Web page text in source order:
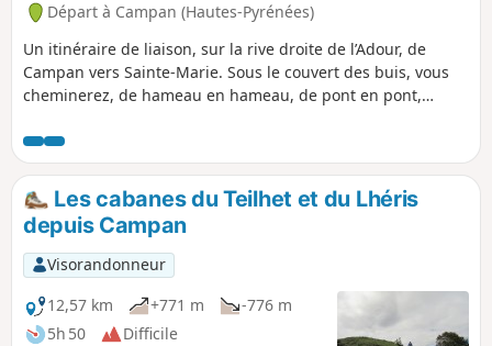
Départ à Campan (Hautes-Pyrénées)
Un itinéraire de liaison, sur la rive droite de l’Adour, de
Campan vers Sainte-Marie. Sous le couvert des buis, vous
cheminerez, de hameau en hameau, de pont en pont,
Cayres de By. À Saint-Roch et à Galade, vous pourrez
traverser l’Adour et la RD935 pour rejoindre la « Camiéra
deras Pistas » et revenir vers Campan par l'autre versant de
la vallée.Les cabanes du Teilhet et du Lhéris
depuis Campan
Visorandonneur
12,57 km
+771 m
-776 m
5h 50
Difficile